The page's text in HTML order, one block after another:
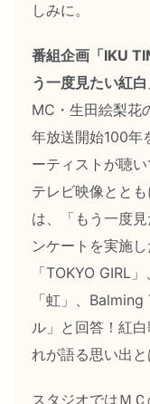
しみに。
番組企画「IKU
う一度見たい紅白
MC・生田絵梨花
年放送開始100年
ーティストが聴
テレビ映像とと
は、「もう一度
ンケートを実施
「TOKYO GIRL
「虹」、
ル」と回答！紅
れが語る思い出と
スタジオではＭ